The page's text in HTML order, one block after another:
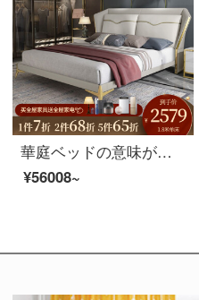
華庭ベッドの意味があります。軽豪華ベッドins 1.8メートル北欧簡単予約真皮のベッドの上の真皮の結婚シーツ+ココナッツのマットレス+マットレス*2 1800*2000
¥56008~